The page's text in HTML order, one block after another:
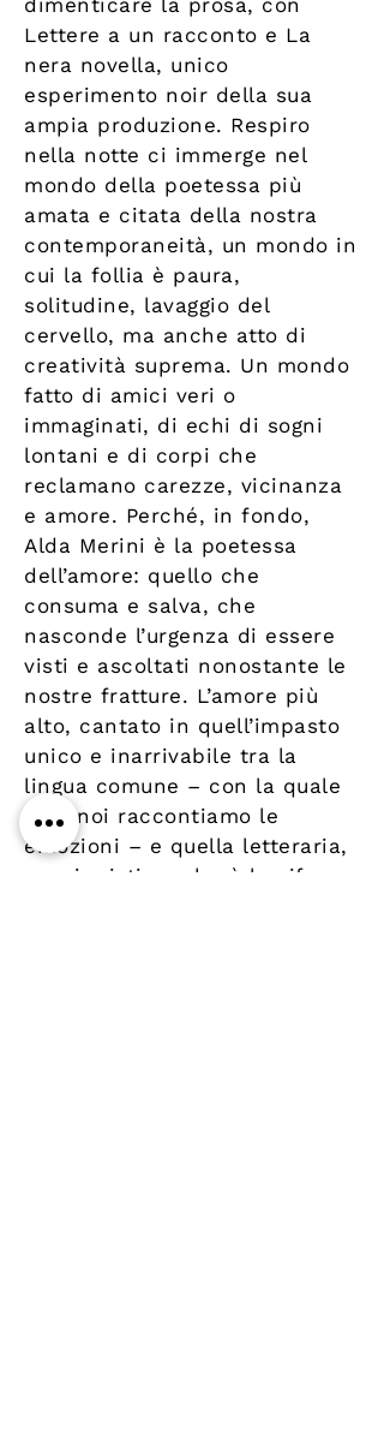
dimenticare la prosa, con
Lettere a un racconto e La
nera novella, unico
esperimento noir della sua
ampia produzione. Respiro
nella notte ci immerge nel
mondo della poetessa più
amata e citata della nostra
contemporaneità, un mondo in
cui la follia è paura,
solitudine, lavaggio del
cervello, ma anche atto di
creatività suprema. Un mondo
fatto di amici veri o
immaginati, di echi di sogni
lontani e di corpi che
reclamano carezze, vicinanza
e amore. Perché, in fondo,
Alda Merini è la poetessa
dell’amore: quello che
consuma e salva, che
nasconde l’urgenza di essere
visti e ascoltati nonostante le
nostre fratture. L’amore più
alto, cantato in quell’impasto
unico e inarrivabile tra la
lingua comune – con la quale
tutti noi raccontiamo le
emozioni – e quella letteraria,
quasi mistica, che è la cifra